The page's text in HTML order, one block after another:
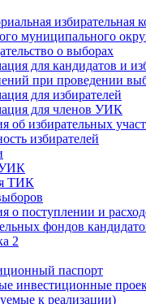
избирательная
муниципального
о выборах
для кандидатов и
при проведении
для избирателей
для членов УИК
об избирательных
избирателей
УИК
ТИК
о поступлении и
фондов
2
паспорт
инвестиционные
к реализации)